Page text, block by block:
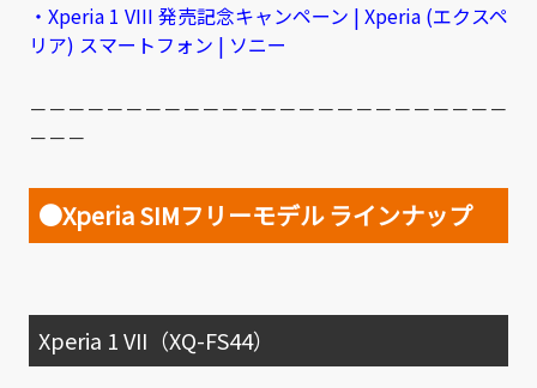
・Xperia 1 VIII 発売記念キャンペーン | Xperia (エクスペ
リア) スマートフォン | ソニー
－－－－－－－－－－－－－－－－－－－－－－－－－
－－－
●Xperia SIMフリーモデル ラインナップ
Xperia 1 VII（XQ-FS44）